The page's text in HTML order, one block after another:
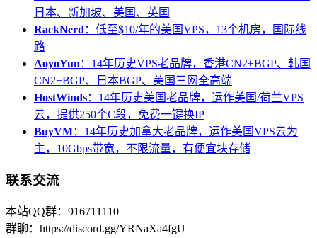
日本、新加坡、美国、英国
RackNerd：低至$10/年的美国VPS，13个机房，国际线
路
AoyoYun：14年历史VPS老品牌，香港CN2+BGP、韩国
CN2+BGP、日本BGP、美国三网全高端
HostWinds：14年历史美国老品牌，运作美国/荷兰VPS
云，提供250个C段，免费一键换IP
BuyVM：14年历史加拿大老品牌，运作美国VPS云为
主，10Gbps带宽，不限流量，有便宜块存储
联系交流
本站QQ群：916711110
群聊：https://discord.gg/YRNaXa4fgU